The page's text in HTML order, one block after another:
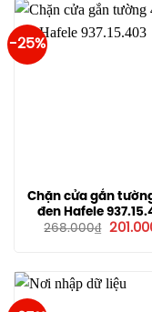
-25%
Chặn cửa gắn
đen Hafele
268.000₫
Giá